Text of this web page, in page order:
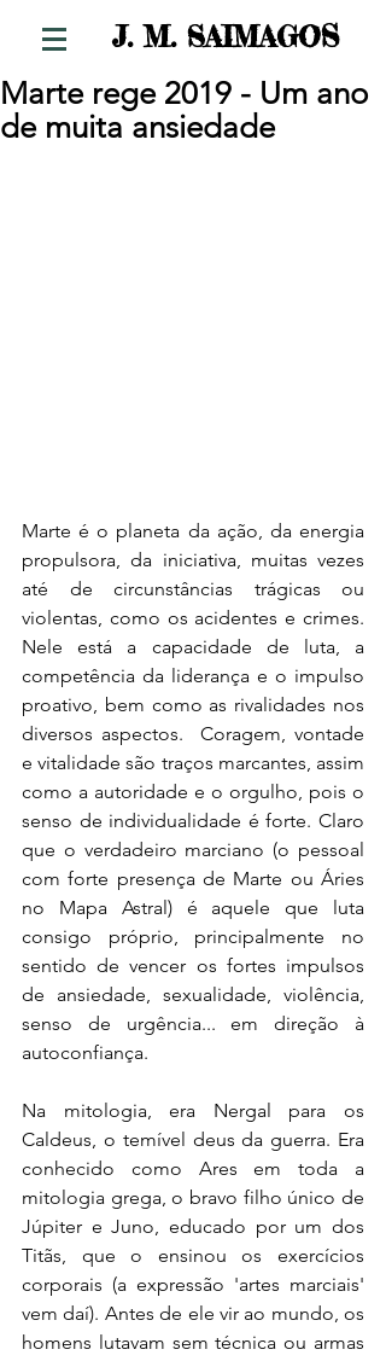
J. M. SAIMAGOS
Marte rege 2019 - Um ano
de muita ansiedade
Marte é o planeta da ação, da energia
propulsora, da iniciativa, muitas vezes
até de circunstâncias trágicas ou
violentas, como os acidentes e crimes.
Nele está a capacidade de luta, a
competência da liderança e o impulso
proativo, bem como as rivalidades nos
diversos aspectos.  Coragem, vontade
e vitalidade são traços marcantes, assim
como a autoridade e o orgulho, pois o
senso de individualidade é forte. Claro
que o verdadeiro marciano (o pessoal
com forte presença de Marte ou Áries
no Mapa Astral) é aquele que luta
consigo próprio, principalmente no
sentido de vencer os fortes impulsos
de ansiedade, sexualidade, violência,
senso de urgência... em direção à
autoconfiança.
Na mitologia, era Nergal para os
Caldeus, o temível deus da guerra. Era
conhecido como Ares em toda a
mitologia grega, o bravo filho único de
Júpiter e Juno, educado por um dos
Titãs, que o ensinou os exercícios
corporais (a expressão 'artes marciais'
vem daí). Antes de ele vir ao mundo, os
homens lutavam sem técnica ou armas